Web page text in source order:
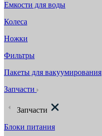
Емкости для воды
Колеса
Ножки
Фильтры
Пакеты для вакуумирования
Запчасти
Запчасти
Блоки питания